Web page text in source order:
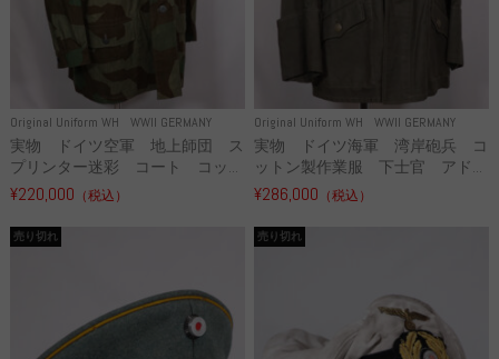
Original Uniform WH WWII GERMANY
実物 ドイツ空軍 地上師団 ス
プリンター迷彩 コート コッ...
¥220,000 （税込）
Original Uniform WH WWII GERMANY
実物 ドイツ海軍 湾岸砲兵 コ
ットン製作業服 下士官 アド...
¥286,000 （税込）
売り切れ 売り切れ